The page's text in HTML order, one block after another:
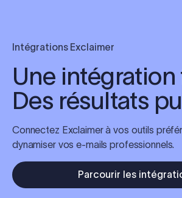
Intégrations Exclaimer
Une intégration
Des résultats
Connectez Exclaimer à vos outils
dynamiser vos e-mails professionnels.
Parcourir les